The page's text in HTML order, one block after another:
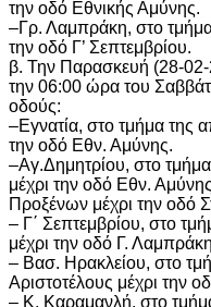
την οδό Εθνικής Αμύνης.
–Γρ. Λαμπράκη, στο
την οδό Γ’ Σεπτεμβρίου.
β. Την Παρασκευή (28-
την 06:00 ώρα του
οδούς:
–Εγνατία, στο τμήμα της
την οδό Εθν. Αμύνης.
–Αγ.Δημητρίου, στο
μέχρι την οδό Εθν.
Προξένων μέχρι την οδό
– Γ΄ Σεπτεμβρίου, στο
μέχρι την οδό Γ.
– Βασ. Ηρακλείου, στο
Αριστοτέλους μέχρι την
– Κ. Καραμανλή, στο